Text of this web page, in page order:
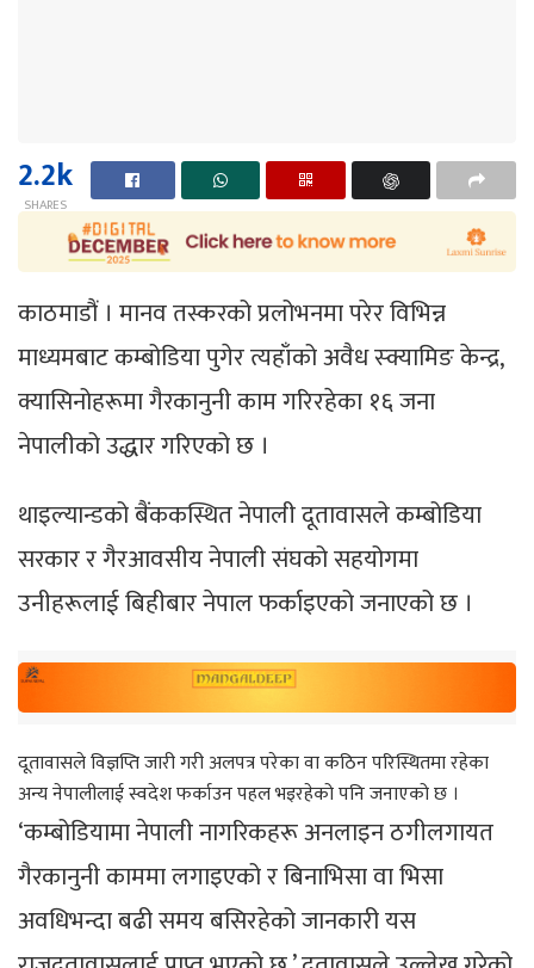
2.2k
SHARES
काठमाडौं । मानव तस्करको प्रलोभनमा परेर विभिन्न
माध्यमबाट कम्बोडिया पुगेर त्यहाँको अवैध स्क्यामिङ केन्द्र,
क्यासिनोहरूमा गैरकानुनी काम गरिरहेका १६ जना
नेपालीको उद्धार गरिएको छ ।
थाइल्यान्डको बैंककस्थित नेपाली दूतावासले कम्बोडिया
सरकार र गैरआवसीय नेपाली संघको सहयोगमा
उनीहरूलाई बिहीबार नेपाल फर्काइएको जनाएको छ ।
दूतावासले विज्ञप्ति जारी गरी अलपत्र परेका वा कठिन परिस्थितमा रहेका
अन्य नेपालीलाई स्वदेश फर्काउन पहल भइरहेको पनि जनाएको छ ।
‘कम्बोडियामा नेपाली नागरिकहरू अनलाइन ठगीलगायत
गैरकानुनी काममा लगाइएको र बिनाभिसा वा भिसा
अवधिभन्दा बढी समय बसिरहेको जानकारी यस